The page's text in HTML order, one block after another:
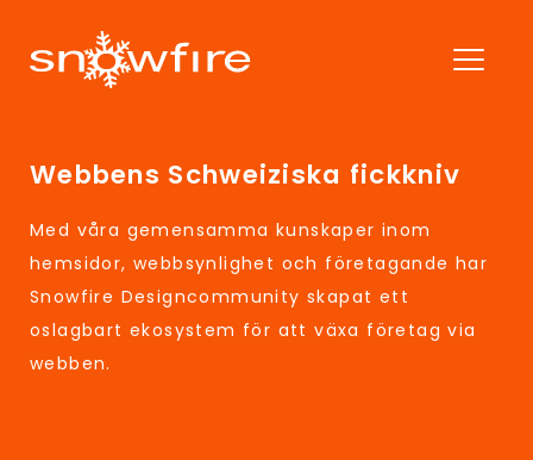
Webbens Schweiziska fickkniv
Med våra gemensamma kunskaper inom
hemsidor, webbsynlighet och företagande har
Snowfire Designcommunity skapat ett
oslagbart ekosystem för att växa företag via
webben.